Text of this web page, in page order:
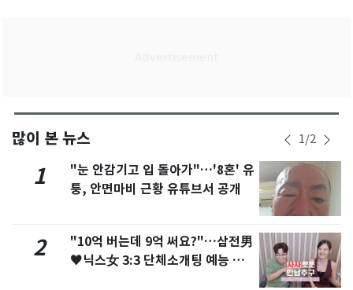
많이 본 뉴스 1/2
1
"눈 안감기고 입 돌아가"…'8혼' 유
퉁, 안면마비 근황 유튜브서 공개
2
"10억 버는데 9억 써요?"…삼전男
♥닉스女 3:3 단체소개팅 예능 화